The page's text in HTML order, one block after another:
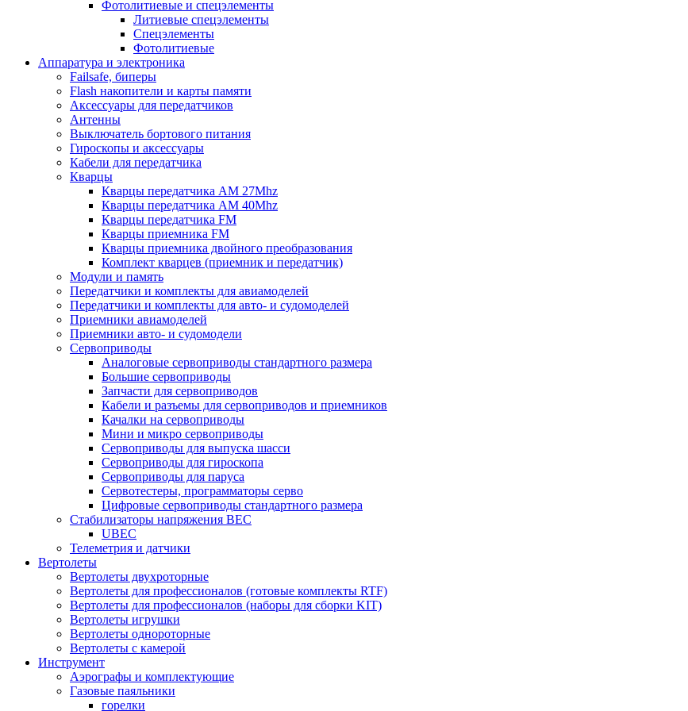
Фотолитиевые и спецэлементы
Литиевые спецэлементы
Спецэлементы
Фотолитиевые
Аппаратура и электроника
Failsafe, биперы
Flash накопители и карты памяти
Аксессуары для передатчиков
Антенны
Выключатель бортового питания
Гироскопы и аксессуары
Кабели для передатчика
Кварцы
Кварцы передатчика AM 27Mhz
Кварцы передатчика AM 40Mhz
Кварцы передатчика FM
Кварцы приемника FM
Кварцы приемника двойного преобразования
Комплект кварцев (приемник и передатчик)
Модули и память
Передатчики и комплекты для авиамоделей
Передатчики и комплекты для авто- и судомоделей
Приемники авиамоделей
Приемники авто- и судомодели
Сервоприводы
Аналоговые сервоприводы стандартного размера
Большие сервоприводы
Запчасти для сервоприводов
Кабели и разъемы для сервоприводов и приемников
Качалки на сервоприводы
Мини и микро сервоприводы
Сервоприводы для выпуска шасси
Сервоприводы для гироскопа
Сервоприводы для паруса
Сервотестеры, программаторы серво
Цифровые сервоприводы стандартного размера
Стабилизаторы напряжения BEC
UBEC
Телеметрия и датчики
Вертолеты
Вертолеты двухроторные
Вертолеты для профессионалов (готовые комплекты RTF)
Вертолеты для профессионалов (наборы для сборки KIT)
Вертолеты игрушки
Вертолеты однороторные
Вертолеты с камерой
Инструмент
Аэрографы и комплектующие
Газовые паяльники
горелки